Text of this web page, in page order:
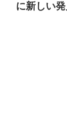
に新しい